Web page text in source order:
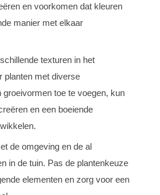
en voorkomen dat kleuren
manier met elkaar
texturen in het
planten met diverse
groeivormen toe te voegen, kun
en een boeiende
de omgeving en de al
in de tuin. Pas de plantenkeuze
elementen en zorg voor een